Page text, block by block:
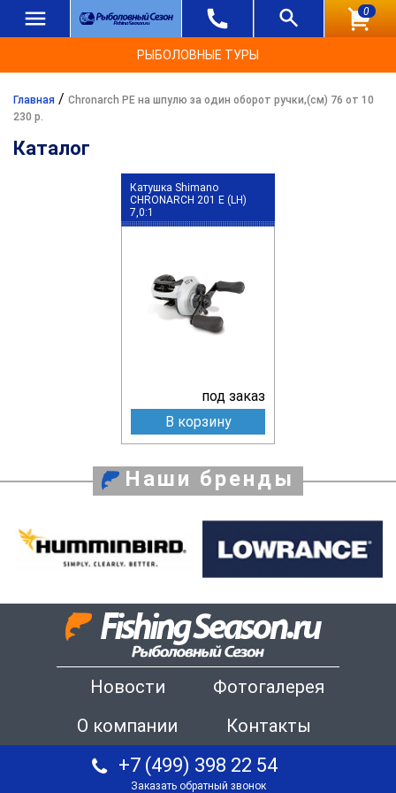
0
РЫБОЛОВНЫЕ ТУРЫ
Главная / Chronarch PE на шпулю за один оборот ручки,(см) 76 от 10
230 р.
Каталог
Катушка Shimano
CHRONARCH 201 E (LH)
7,0:1
под заказ
В корзину
Наши бренды
Новости
Фотогалерея
О компании
Контакты
+7 (499) 398 22 54
Заказать обратный звонок